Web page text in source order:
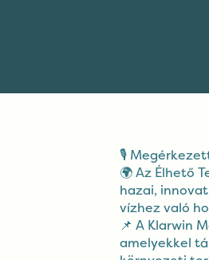
🎙
🌍 Az Élhető
hazai,
vízhez való
📌 A Klarwin
amelyekkel